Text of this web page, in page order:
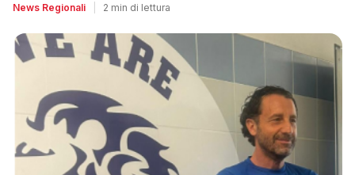
News Regionali 2 min di lettura